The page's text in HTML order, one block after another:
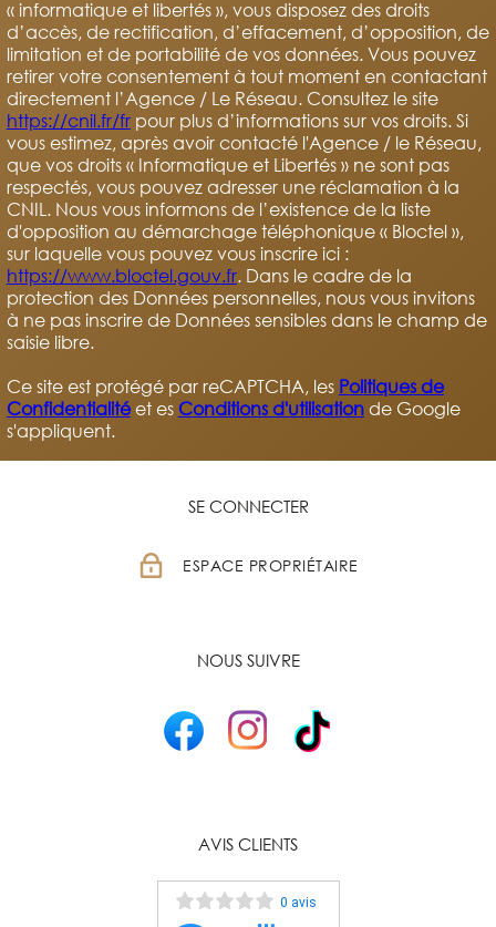
« informatique et libertés », vous disposez des droits
d’accès, de rectification, d’effacement, d’opposition, de
limitation et de portabilité de vos données. Vous pouvez
retirer votre consentement à tout moment en contactant
directement l’Agence / Le Réseau. Consultez le site
https://cnil.fr/frpour plus d’informations sur vos droits. Si
vous estimez, après avoir contacté l'Agence / le Réseau,
que vos droits « Informatique et Libertés » ne sont pas
respectés, vous pouvez adresser une réclamation à la
CNIL. Nous vous informons de l’existence de la liste
d'opposition au démarchage téléphonique « Bloctel »,
sur laquelle vous pouvez vous inscrire ici :
https://www.bloctel.gouv.fr. Dans le cadre de la
protection des Données personnelles, nous vous invitons
à ne pas inscrire de Données sensibles dans le champ de
saisie libre.
Ce site est protégé par reCAPTCHA, les Politiques de
Confidentialitéet es Conditions d'utilisationde Google
s'appliquent.
SE CONNECTER
ESPACE PROPRIÉTAIRE
NOUS SUIVRE
AVIS CLIENTS
0 avis